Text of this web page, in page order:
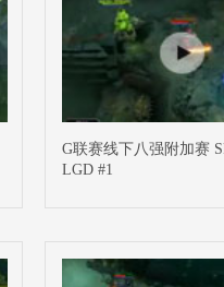
G联赛线下八强附加赛
LGD #1